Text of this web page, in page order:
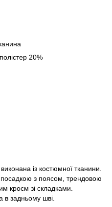
20%
із костюмної тканини.
посадкою з поясом, трендовою
кроєм зі складками.
в задньому шві.